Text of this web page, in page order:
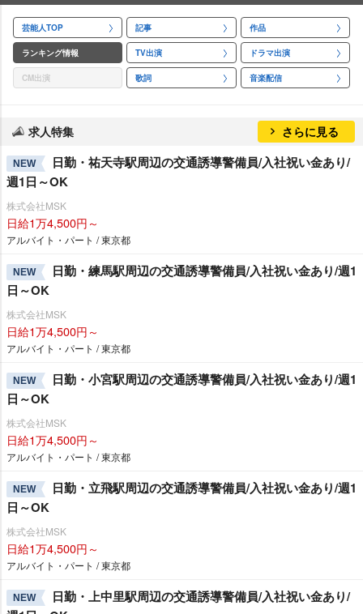
芸能人TOP 記事 作品
ランキング情報 TV出演 ドラマ出演
CM出演 歌詞 音楽配信
求人特集 さらに見る
NEW
日勤・祐天寺駅周辺の交通誘導警備員/入社祝い金あり/
週1日～OK
株式会社MSK
日給1万4,500円～
アルバイト・パート / 東京都
NEW
日勤・練馬駅周辺の交通誘導警備員/入社祝い金あり/週1
日～OK
株式会社MSK
日給1万4,500円～
アルバイト・パート / 東京都
NEW
日勤・小宮駅周辺の交通誘導警備員/入社祝い金あり/週1
日～OK
株式会社MSK
日給1万4,500円～
アルバイト・パート / 東京都
NEW
日勤・立飛駅周辺の交通誘導警備員/入社祝い金あり/週1
日～OK
株式会社MSK
日給1万4,500円～
アルバイト・パート / 東京都
NEW
日勤・上中里駅周辺の交通誘導警備員/入社祝い金あり/